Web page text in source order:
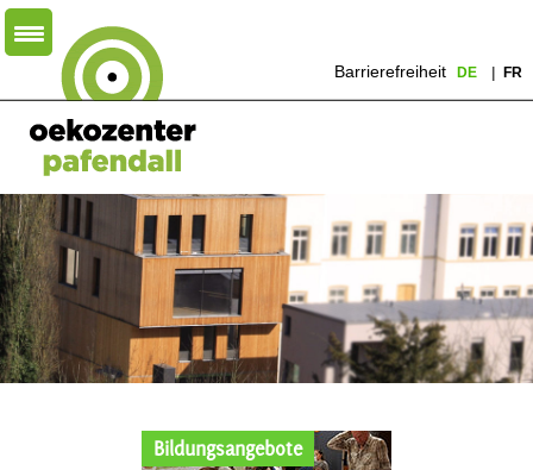
Barrierefreiheit DE FR
Bildungsangebote